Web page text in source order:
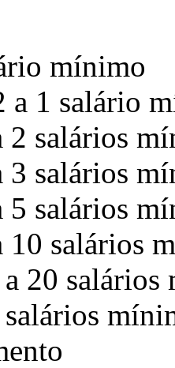
mínimo
a 1 salário
2 salários
3 salários
5 salários
10 salários
20 salários